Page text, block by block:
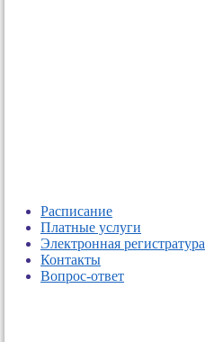
Расписание
Платные услуги
Электронная регистратура
Контакты
Вопрос-ответ